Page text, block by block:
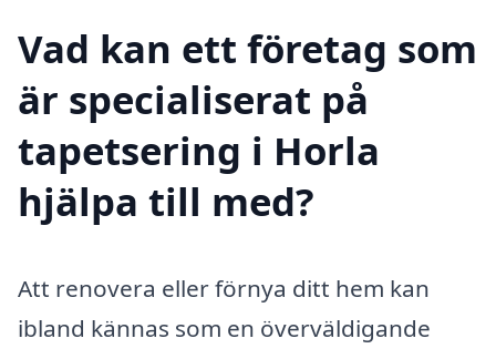
Vad kan ett företag som
är specialiserat på
tapetsering i Horla
hjälpa till med?
Att renovera eller förnya ditt hem kan
ibland kännas som en överväldigande